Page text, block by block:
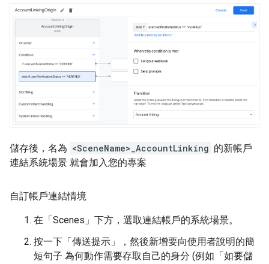
儲存後，名為 <SceneName>_AccountLinking 的新帳戶
連結系統場景 就會加入您的專案
自訂帳戶連結情境
在「Scenes」 下方，選取連結帳戶的系統場景。
按一下「傳送提示」
，然後新增要向使用者說明的簡
短句子 為何動作需要存取自己的身分 (例如「如要儲